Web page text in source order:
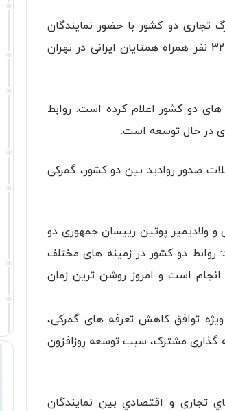
دو کشور با حضور نمایندگان
بیش از 200 شرکت از بزرگترین شرکت‌های اقتصادی روسیه شامل 320 نفر همراه همتایان ایرانی در تهران
دو کشور اعلام کرده است: روابط
در حال توسعه است.
صدور روادید بین دو کشور، گمرکی
ولادیمیر پوتین رییسان جمهوری دو
دو کشور در زمینه های مختلف
است و امروز روشن ترین زمان
توافق کاهش تعرفه های گمرکی،
گذاری مشترک، سبب توسعه روزافزون
و اقتصادي بين نمایندگان